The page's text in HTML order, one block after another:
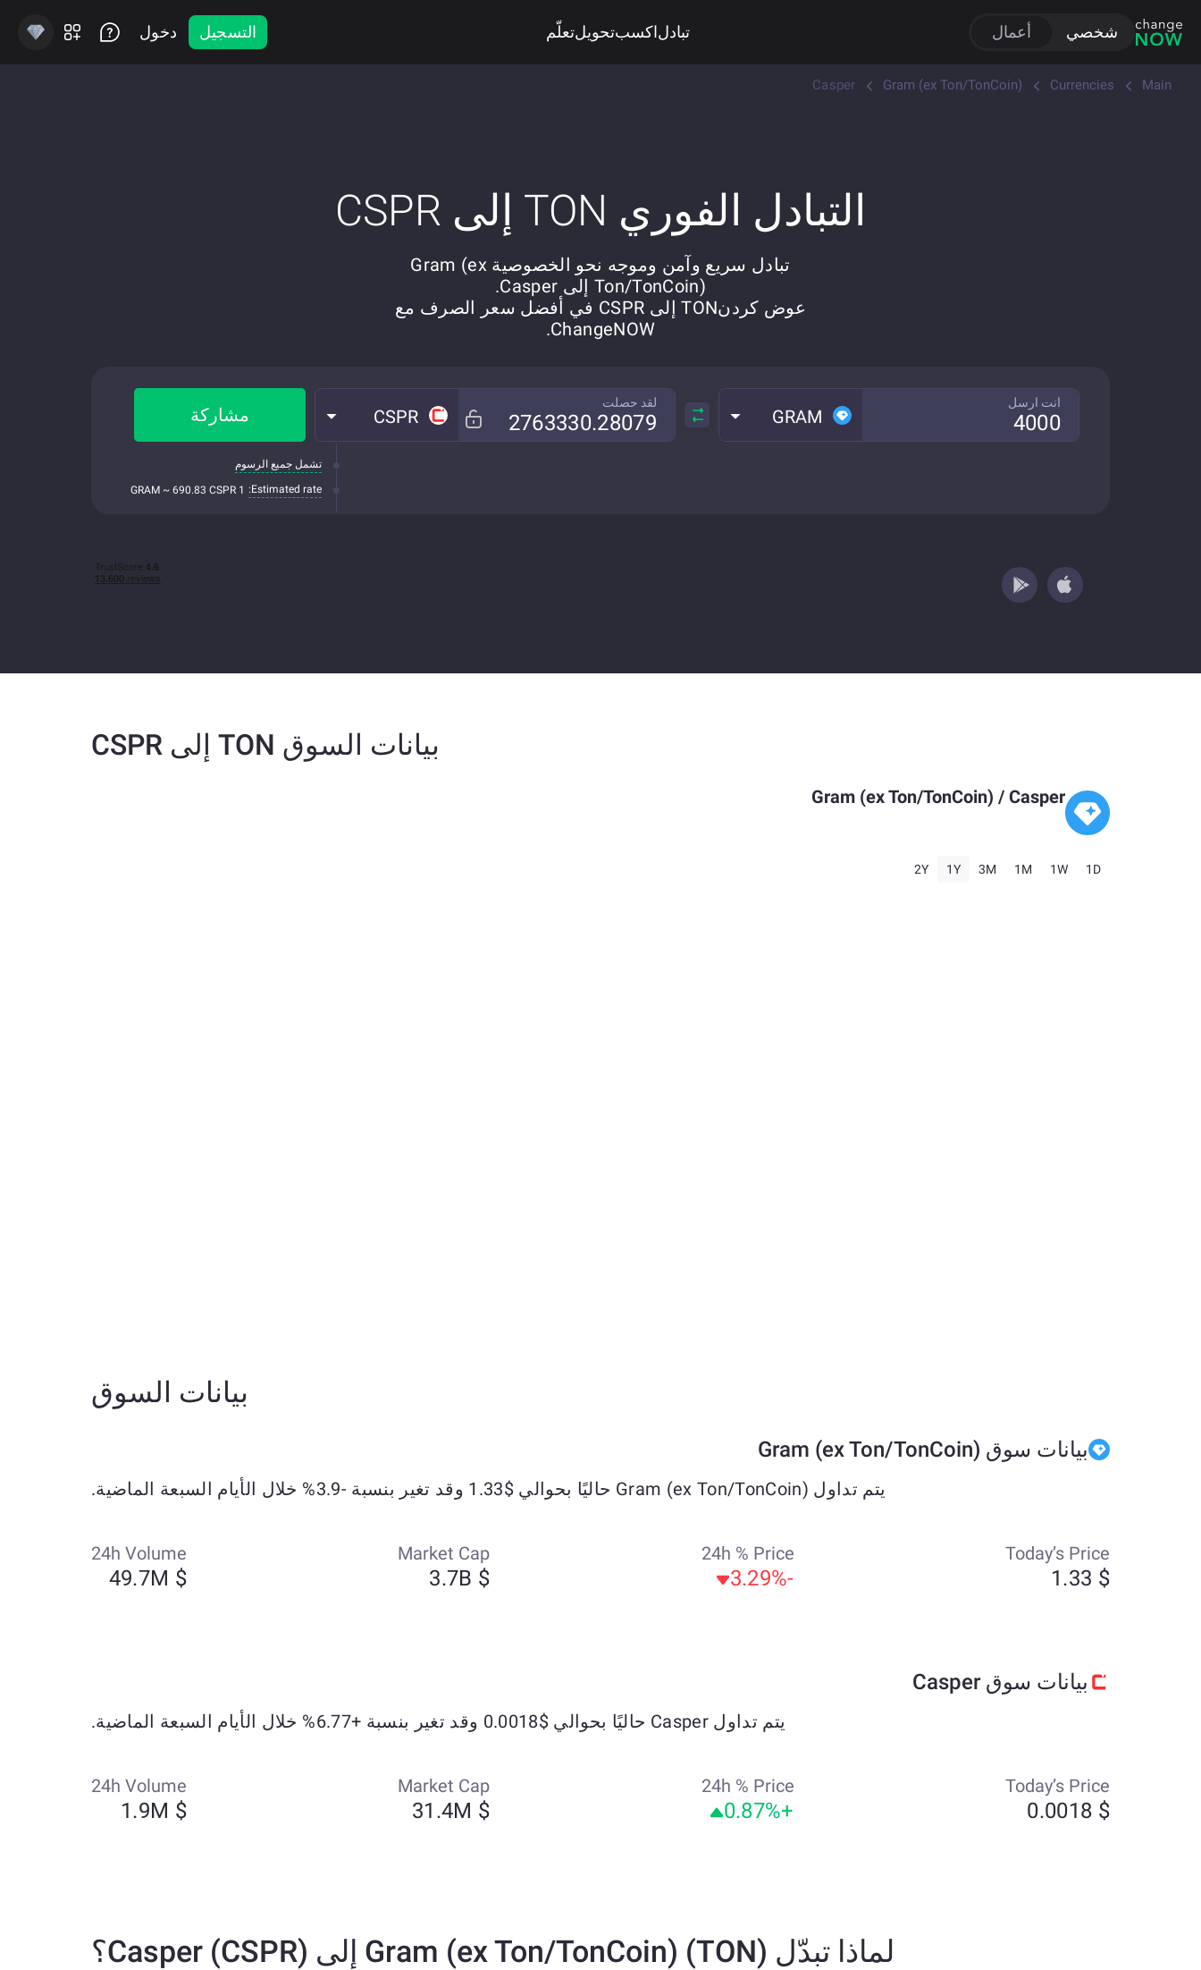
شخصي أعمال تبادلاكسبتحويلتعلّم التسجيل دخول
Main
Currencies
Gram (ex Ton/TonCoin)
Casper
التبادل الفوري TON إلى CSPR
تبادل سريع وآمن وموجه نحو الخصوصية Gram (ex
Ton/TonCoin) إلى Casper.
عوض کردنTON إلى CSPR في أفضل سعر الصرف مع
ChangeNOW.
انت ارسل
GRAM
تشمل جميع الرسوم
Estimated rate:
1 GRAM ~ 690.83 CSPR
لقد حصلت
CSPR مشاركة
بيانات السوق TON إلى CSPR
Gram (ex Ton/TonCoin) / Casper
1D
1W
1M
3M
1Y
2Y
بيانات السوق
بيانات سوق Gram (ex Ton/TonCoin)
يتم تداول Gram (ex Ton/TonCoin) حاليًا بحوالي $1.33 وقد تغير بنسبة -3.9% خلال الأيام السبعة الماضية.
Today’s Price
$ 1.33
24h % Price
-3.29%
Market Cap
$ 3.7B
24h Volume
$ 49.7M
بيانات سوق Casper
يتم تداول Casper حاليًا بحوالي $0.0018 وقد تغير بنسبة +6.77% خلال الأيام السبعة الماضية.
Today’s Price
$ 0.0018
24h % Price
+0.87%
Market Cap
$ 31.4M
24h Volume
$ 1.9M
لماذا تبدّل Gram (ex Ton/TonCoin) (TON) إلى Casper (CSPR)؟